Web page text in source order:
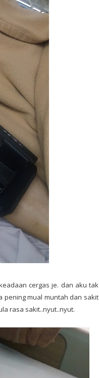
cergas je. dan aku tak
pening mual muntah dan sakit
rasa sakit..nyut..nyut.